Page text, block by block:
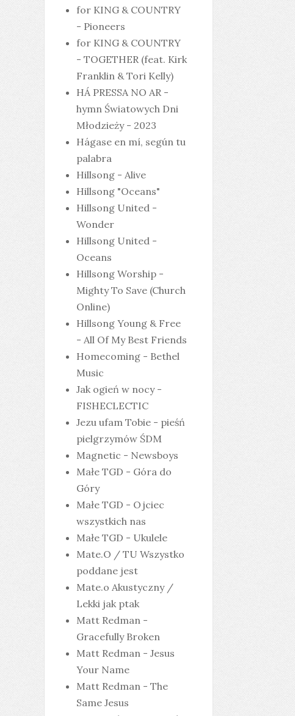
for KING & COUNTRY
- Pioneers
for KING & COUNTRY
- TOGETHER (feat. Kirk
Franklin & Tori Kelly)
HÁ PRESSA NO AR -
hymn Światowych Dni
Młodzieży - 2023
Hágase en mí, según tu
palabra
Hillsong - Alive
Hillsong "Oceans"
Hillsong United -
Wonder
Hillsong United -
Oceans
Hillsong Worship -
Mighty To Save (Church
Online)
Hillsong Young & Free
- All Of My Best Friends
Homecoming - Bethel
Music
Jak ogień w nocy -
FISHECLECTIC
Jezu ufam Tobie - pieśń
pielgrzymów ŚDM
Magnetic - Newsboys
Małe TGD - Góra do
Góry
Małe TGD - Ojciec
wszystkich nas
Małe TGD - Ukulele
Mate.O / TU Wszystko
poddane jest
Mate.o Akustyczny /
Lekki jak ptak
Matt Redman -
Gracefully Broken
Matt Redman - Jesus
Your Name
Matt Redman - The
Same Jesus